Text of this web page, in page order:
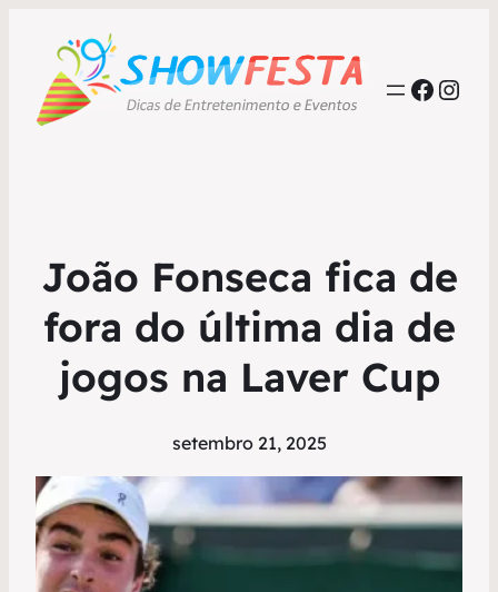
João Fonseca fica de
fora do última dia de
jogos na Laver Cup
setembro 21, 2025